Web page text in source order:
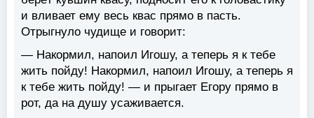
и вливает ему весь квас прямо в пасть.
Отрыгнуло чудище и говорит:
— Накормил, напоил Игошу, а теперь я к тебе
жить пойду! Накормил, напоил Игошу, а теперь я
к тебе жить пойду! — и прыгает Егору прямо в
рот, да на душу усаживается.